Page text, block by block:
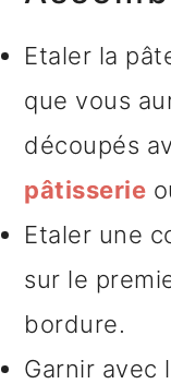
Etaler la
que vous
découpés
pâtisserie
Etaler une
sur le
bordure.
Garnir avec